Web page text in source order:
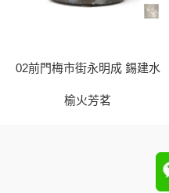
02前門梅市街永明成 錫建水
榆火芳茗